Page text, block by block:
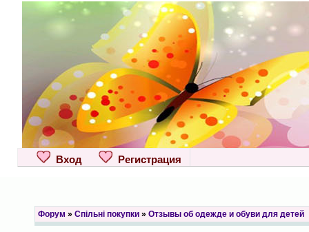
Вход Регистрация
Форум » Спільні покупки» Отзывы об одежде и обуви для детей